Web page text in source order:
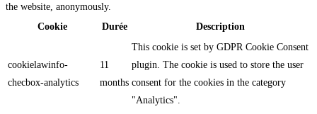
the website, anonymously.
Cookie
Durée Description
cookielawinfo-
checbox-analytics
11
months
This cookie is set by GDPR Cookie Consent
plugin. The cookie is used to store the user
consent for the cookies in the category
"Analytics".